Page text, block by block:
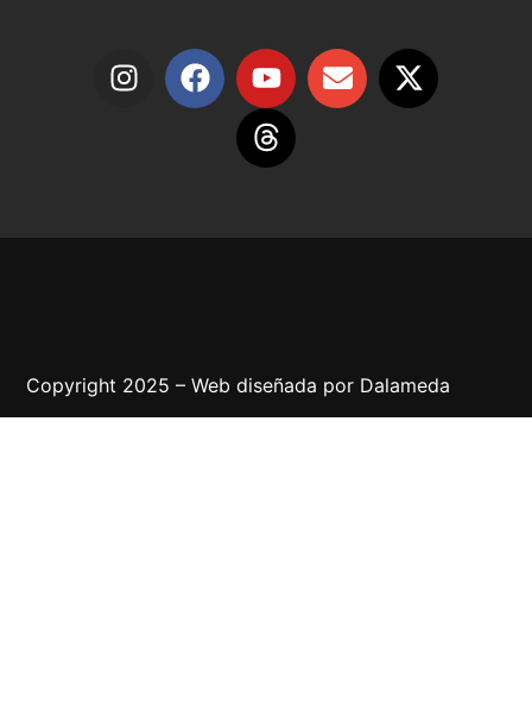
Copyright 2025 – Web diseñada por Dalameda